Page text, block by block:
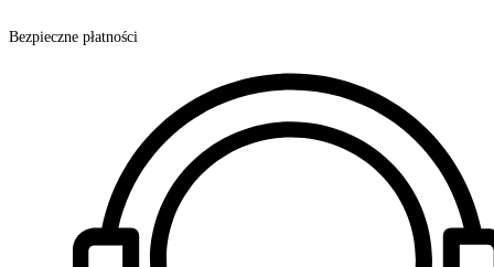
Bezpieczne płatności